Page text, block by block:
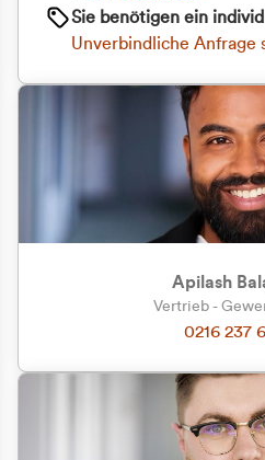
Sie benötigen ein
Unverbindliche Anfrage
Apilash
Vertrieb -
0216 237